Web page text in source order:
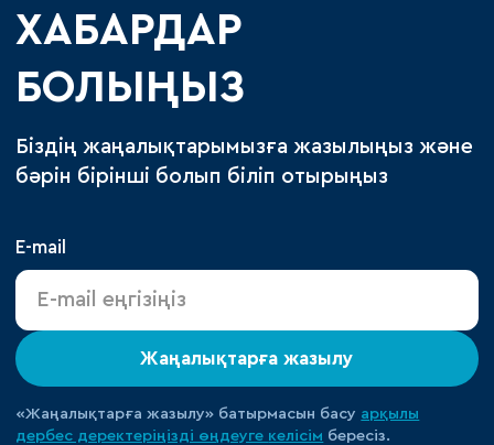
ХАБАРДАР
БОЛЫҢЫЗ
Біздің жаңалықтарымызға жазылыңыз және
бәрін бірінші болып біліп отырыңыз
E-mail
Жаңалықтарға жазылу
«Жаңалықтарға жазылу» батырмасын басу арқылы
дербес деректеріңізді өңдеуге келісім бересіз.